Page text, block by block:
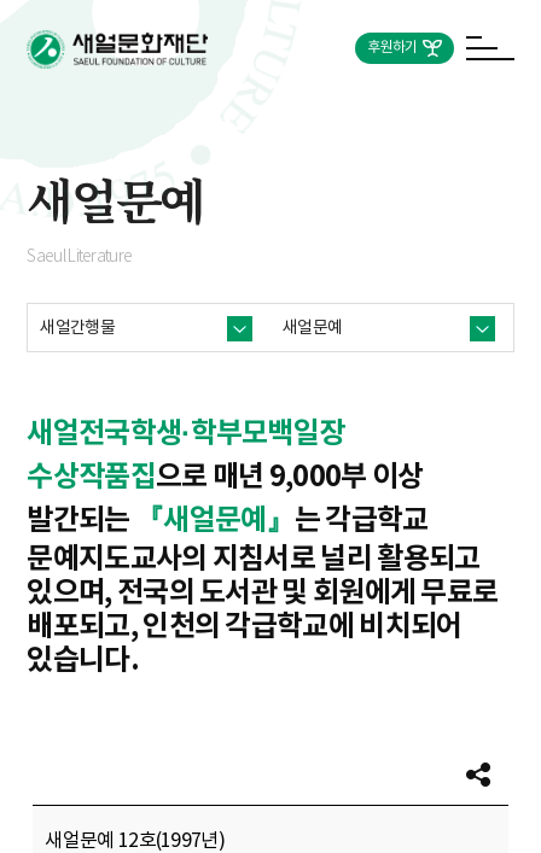
후원하기
새얼문예
Saeul Literature
새얼간행물 새얼문예
새얼전국학생·학부모백일장
수상작품집으로 매년 9,000부 이상
발간되는
『새얼문예』 는 각급학교
문예지도교사의 지침서로 널리 활용되고
있으며, 전국의 도서관 및 회원에게 무료로
배포되고, 인천의 각급학교에 비치되어
있습니다.
새얼문예 12호(1997년)